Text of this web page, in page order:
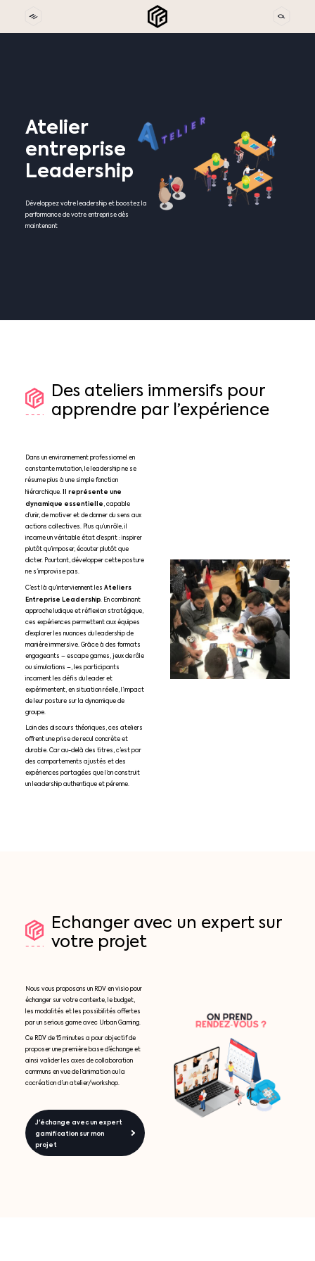
Atelier
entreprise
Leadership
Développez votre leadership et boostez la
performance de votre entreprise dès
maintenant
Des ateliers immersifs pour
apprendre par l’expérience
Dans un environnement professionnel en
constante mutation, le leadership ne se
résume plus à une simple fonction
hiérarchique.Il représente une
dynamique essentielle, capable
d’unir, de motiver et de donner du sens aux
actions collectives. Plus qu’un rôle, il
incarne un véritable état d’esprit : inspirer
plutôt qu’imposer, écouter plutôt que
dicter. Pourtant, développer cette posture
ne s’improvise pas.
C’est là qu’interviennent les Ateliers
Entreprise Leadership. En combinant
approche ludique et réflexion stratégique,
ces expériences permettent aux équipes
d’explorer les nuances du leadership de
manière immersive. Grâce à des formats
engageants – escape games, jeux de rôle
ou simulations –, les participants
incarnent les défis du leader et
expérimentent, en situation réelle, l’impact
de leur posture sur la dynamique de
groupe.
Loin des discours théoriques, ces ateliers
offrent une prise de recul concrète et
durable. Car au-delà des titres, c’est par
des comportements ajustés et des
expériences partagées que l’on construit
un leadership authentique et pérenne.
Echanger avec un expert sur
votre projet
Nous vous proposons un RDV en visio pour
échanger sur votre contexte, le budget,
les modalités et les possibilités offertes
par un serious game avec Urban Gaming.
Ce RDV de 15 minutes a pour objectif de
proposer une première base d’échange et
ainsi valider les axes de collaboration
communs en vue de l’animation ou la
cocréation d’un atelier/workshop.
J'échange avec un expert
gamification sur mon
projet